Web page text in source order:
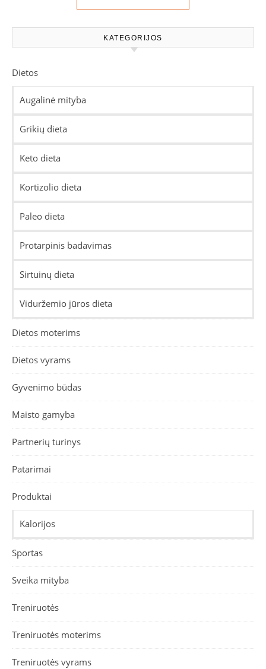
KATEGORIJOS
Dietos
Augalinė mityba
Grikių dieta
Keto dieta
Kortizolio dieta
Paleo dieta
Protarpinis badavimas
Sirtuinų dieta
Viduržemio jūros dieta
Dietos moterims
Dietos vyrams
Gyvenimo būdas
Maisto gamyba
Partnerių turinys
Patarimai
Produktai
Kalorijos
Sportas
Sveika mityba
Treniruotės
Treniruotės moterims
Treniruotės vyrams